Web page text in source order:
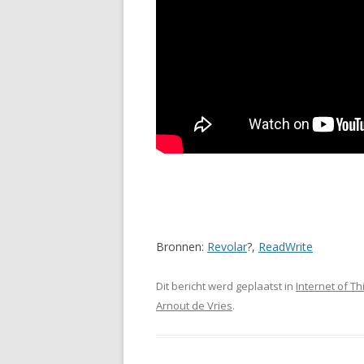
Bronnen: Revolar?, ReadWrite
Dit bericht werd geplaatst in Internet of
Arnout de Vries.